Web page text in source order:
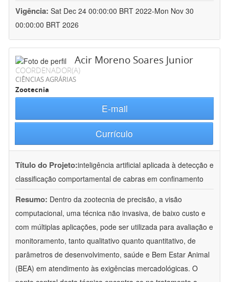
Vigência: Sat Dec 24 00:00:00 BRT 2022-Mon Nov 30
00:00:00 BRT 2026
Acir Moreno Soares Junior
COORDENADOR(A)
CIÊNCIAS AGRÁRIAS
Zootecnia
E-mail
Currículo
Título do Projeto:inteligência artificial aplicada à detecção e
classificação comportamental de cabras em confinamento
Resumo: Dentro da zootecnia de precisão, a visão
computacional, uma técnica não invasiva, de baixo custo e
com múltiplas aplicações, pode ser utilizada para avaliação e
monitoramento, tanto qualitativo quanto quantitativo, de
parâmetros de desenvolvimento, saúde e Bem Estar Animal
(BEA) em atendimento às exigências mercadológicas. O